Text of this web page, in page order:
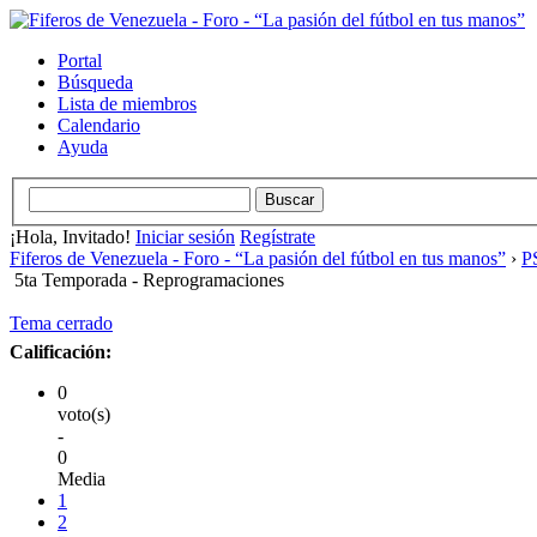
Portal
Búsqueda
Lista de miembros
Calendario
Ayuda
¡Hola, Invitado! Iniciar sesión Regístrate
Fiferos de Venezuela - Foro - “La pasión del fútbol en tus manos” ›
5ta Temporada - Reprogramaciones
Tema cerrado
Calificación:
0
voto(s)
-
0
Media
1
2